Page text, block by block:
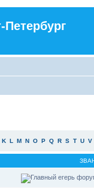
K L M N O P Q R S T U V